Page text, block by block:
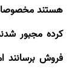
هستند مخصوصا
کرده مجبور
فروش برسانند